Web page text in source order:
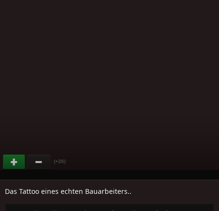
(+26)
Das Tattoo eines echten Bauarbeiters..